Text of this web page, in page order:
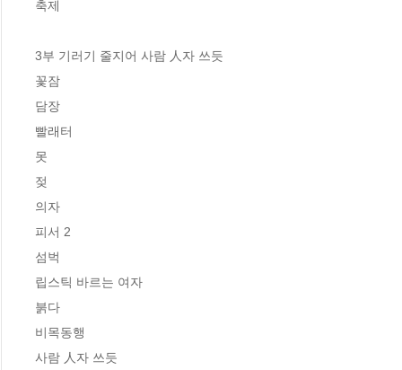
축제
3부 기러기 줄지어 사람 人자 쓰듯
꽃잠
담장
빨래터
못
젖
의자
피서 2
섬벅
립스틱 바르는 여자
붉다
비목동행
사람 人자 쓰듯